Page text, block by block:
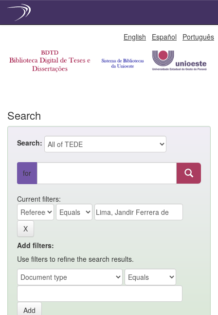
English Español Português
Search
Search:
for
Current filters:
Add filters:
Use filters to refine the search results.